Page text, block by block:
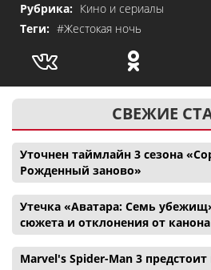
Рубрика: Кино и сериалы
Теги: #Жестокая ночь
СВЕЖИЕ
Уточнен таймлайн 3 сезона
Рожденный заново»
Утечка «Аватара: Семь
сюжета и отклонения от канона
Marvel's Spider-Man 3